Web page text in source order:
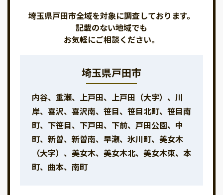
埼玉県戸田市全域を対象に調査しております。
記載のない地域でも
お気軽にご相談ください。
埼玉県戸田市
内谷、重瀬、上戸田、上戸田（大字）、川
岸、喜沢、喜沢南、笹目、笹目北町、笹目南
町、下笹目、下戸田、下前、戸田公園、中
町、新曽、新曽南、早瀬、氷川町、美女木
（大字）、美女木、美女木北、美女木東、本
町、曲本、南町